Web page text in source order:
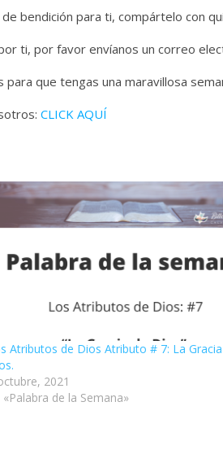
bendición para ti, compártelo con
ti, por favor envíanos un correo
para que tengas una maravillosa
CLICK AQUÍ
Atributos de Dios Atributo # 7: La
2021
«Palabra de la Semana»